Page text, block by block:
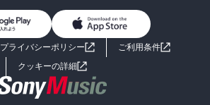
男子向けラノベ
小説
海外小説
お問い合わせ
プライバシーポリシー
ご利用条件
クッキーの詳細